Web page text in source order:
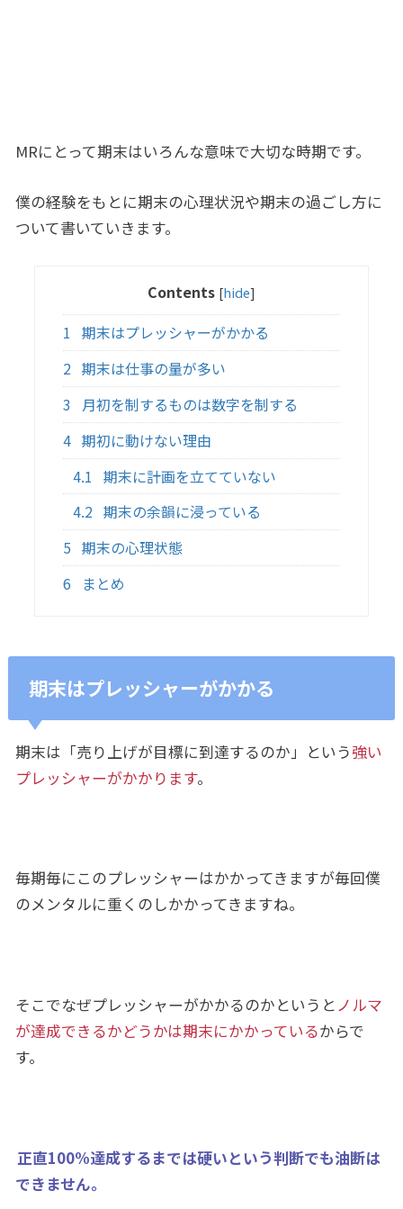
MRにとって期末はいろんな意味で大切な時期です。
僕の経験をもとに期末の心理状況や期末の過ごし方に
ついて書いていきます。
Contents [hide]
1 期末はプレッシャーがかかる
2 期末は仕事の量が多い
3
月初を制するものは数字を制する
4 期初に動けない理由
4.1 期末に計画を立てていない
4.2 期末の余韻に浸っている
5 期末の心理状態
6
まとめ
期末はプレッシャーがかかる
期末は「売り上げが目標に到達するのか」という強い
プレッシャーがかかります。
毎期毎にこのプレッシャーはかかってきますが毎回僕
のメンタルに重くのしかかってきますね。
そこでなぜプレッシャーがかかるのかというとノルマ
が達成できるかどうかは期末にかかっているからで
す。
正直100%達成するまでは硬いという判断でも油断は
できません。